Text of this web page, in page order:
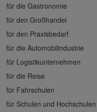
für die Gastronomie
für den Großhandel
für den Praxisbedarf
für die Automobilindustrie
für Logistikunternehmen
für die Reise
für Fahrschulen
für Schulen und Hochschulen